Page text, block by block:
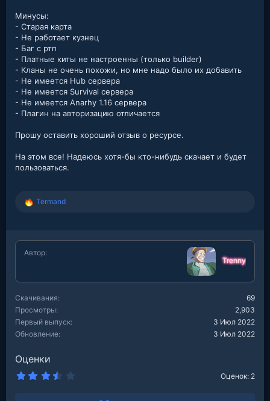
Минусы:
- Старая карта
- Не работает кузнец
- Баг с ртп
- Платные киты не настроенны (только builder)
- Кланы не очень похожи, но мне надо было их добавить
- Не имеется Hub сервера
- Не имеется Survival сервера
- Не имеется Anarhy 1.16 сервера
- Плагин на авторизацию отличается
Прошу оставить хороший отзыв о ресурсе.
На этом все! Надеюсь хотя-бы кто-нибудь скачает и будет
пользоваться.
Р
к
ц
и
Termand
Автор
Trenny
Скачивания
69
Просмотры
2,903
Первый выпуск
3 Июл 2022
Обновление
3 Июл 2022
Оценки
Оценок: 2